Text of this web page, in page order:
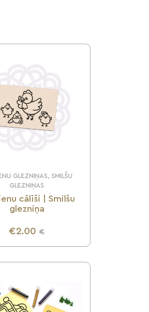
GLEZNIŅAS, SMILŠU
GLEZNIŅAS
cālīši | Smilšu
glezniņa
€2.00 €
UZZINI VAIRĀK